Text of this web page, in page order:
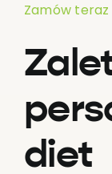
Zamów teraz
diet